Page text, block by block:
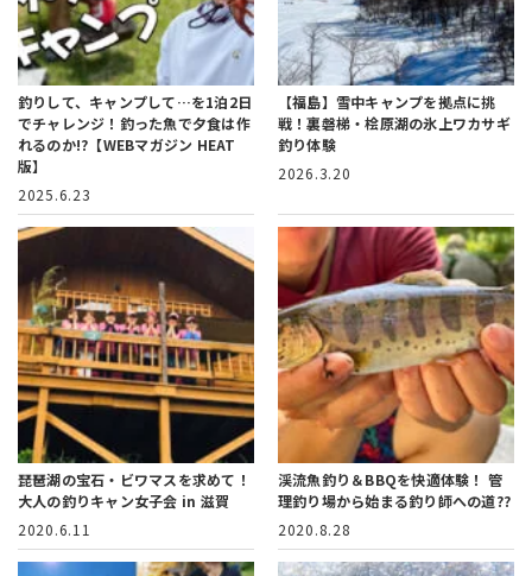
釣りして、キャンプして…を1泊2日
でチャレンジ！ 釣った魚で夕食は作
れるのか!?【WEBマガジン HEAT
版】
2025.6.23
【福島】雪中キャンプを拠点に挑
戦！裏磐梯・桧原湖の氷上ワカサギ
釣り体験
2026.3.20
琵琶湖の宝石・ビワマスを求めて！
大人の釣りキャン女子会 in 滋賀
2020.6.11
渓流魚釣り＆BBQを快適体験！ 管
理釣り場から始まる釣り師への道??
2020.8.28